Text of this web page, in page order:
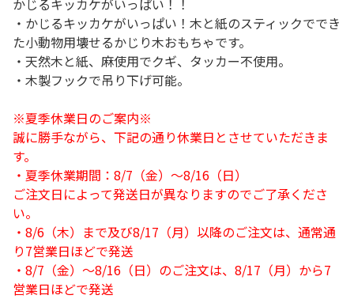
かじるキッカケがいっぱい！！
・かじるキッカケがいっぱい！木と紙のスティックででき
た小動物用壊せるかじり木おもちゃです。
・天然木と紙、麻使用でクギ、タッカー不使用。
・木製フックで吊り下げ可能。
※夏季休業日のご案内※
誠に勝手ながら、下記の通り休業日とさせていただきま
す。
・夏季休業期間：8/7（金）～8/16（日）
ご注文日によって発送日が異なりますのでご了承くださ
い。
・8/6（木）まで及び8/17（月）以降のご注文は、通常通
り7営業日ほどで発送
・8/7（金）～8/16（日）のご注文は、8/17（月）から7
営業日ほどで発送